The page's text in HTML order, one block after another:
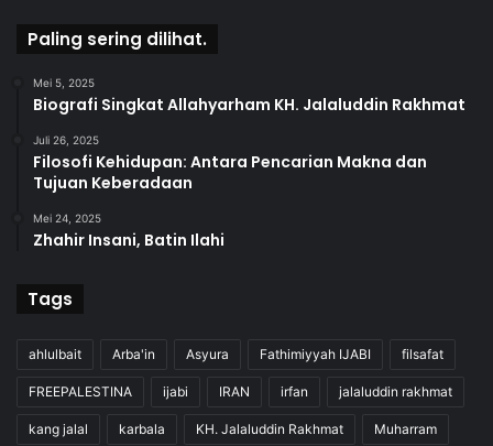
Paling sering dilihat.
Mei 5, 2025
Biografi Singkat Allahyarham KH. Jalaluddin Rakhmat
Juli 26, 2025
Filosofi Kehidupan: Antara Pencarian Makna dan
Tujuan Keberadaan
Mei 24, 2025
Zhahir Insani, Batin Ilahi
Tags
ahlulbait Arba'in Asyura Fathimiyyah IJABI filsafat
FREEPALESTINA ijabi IRAN irfan jalaluddin rakhmat
kang jalal karbala KH. Jalaluddin Rakhmat Muharram